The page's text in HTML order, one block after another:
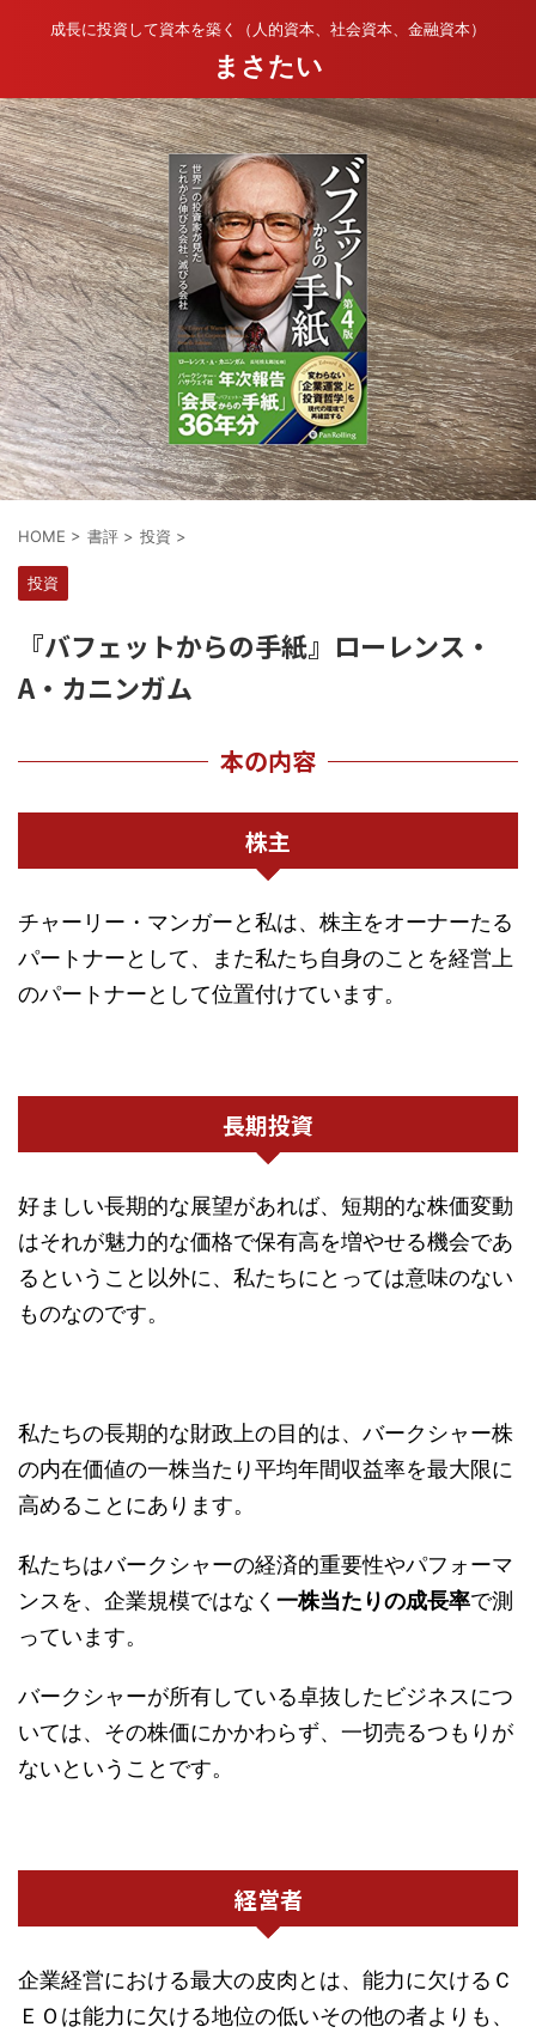
成長に投資して資本を築く（人的資本、社会資本、金融資本）
まさたい
HOME > 書評 > 投資 >
投資
『バフェットからの手紙』ローレンス・
A・カニンガム
本の内容
株主
チャーリー・マンガーと私は、株主をオーナーたる
パートナーとして、また私たち自身のことを経営上
のパートナーとして位置付けています。
長期投資
好ましい長期的な展望があれば、短期的な株価変動
はそれが魅力的な価格で保有高を増やせる機会であ
るということ以外に、私たちにとっては意味のない
ものなのです。
私たちの長期的な財政上の目的は、バークシャー株
の内在価値の一株当たり平均年間収益率を最大限に
高めることにあります。
私たちはバークシャーの経済的重要性やパフォーマ
ンスを、企業規模ではなく 一株当たりの成長率で測
っています。
バークシャーが所有している卓抜したビジネスにつ
いては、その株価にかかわらず、一切売るつもりが
ないということです。
経営者
企業経営における最大の皮肉とは、能力に欠けるＣ
ＥＯは能力に欠ける地位の低いその他の者よりも、